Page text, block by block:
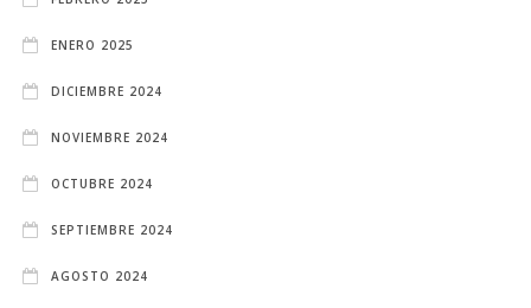
ENERO 2025
DICIEMBRE 2024
NOVIEMBRE 2024
OCTUBRE 2024
SEPTIEMBRE 2024
AGOSTO 2024